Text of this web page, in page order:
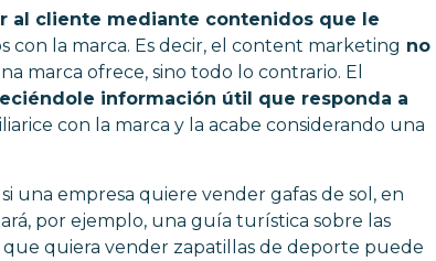
al cliente mediante contenidos que le
la marca. Es decir, el content marketing no
marca ofrece, sino todo lo contrario. El
información útil que responda a
con la marca y la acabe considerando una
una empresa quiere vender gafas de sol, en
por ejemplo, una guía turística sobre las
que quiera vender zapatillas de deporte puede